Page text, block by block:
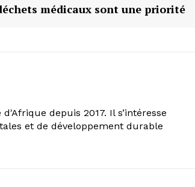
médicaux sont une priorité
depuis 2017. Il s’intéresse
et de développement durable